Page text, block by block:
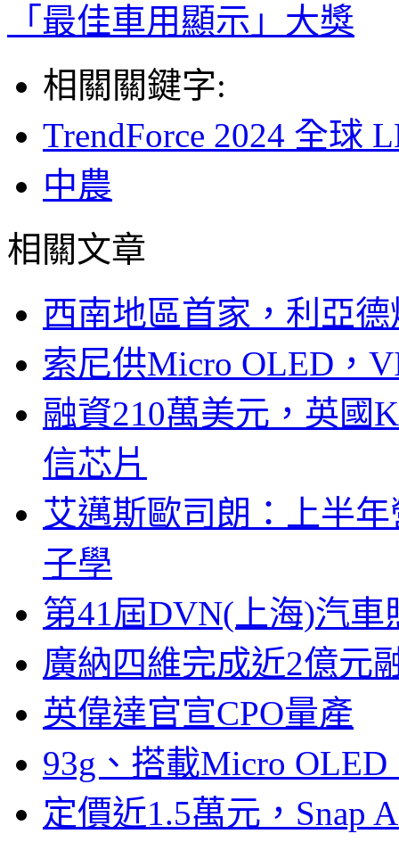
「最佳車用顯示」大獎
相關關鍵字:
TrendForce 2024 全球
中農
相關文章
西南地區首家，利亞
索尼供Micro OLED，
融資210萬美元，英國
信芯片
艾邁斯歐司朗：上半
子學
第41屆DVN(上海)汽
廣納四維完成近2億元
英偉達官宣CPO量產
93g、搭載Micro
定價近1.5萬元，Snap